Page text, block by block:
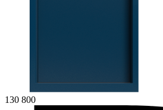
130 800